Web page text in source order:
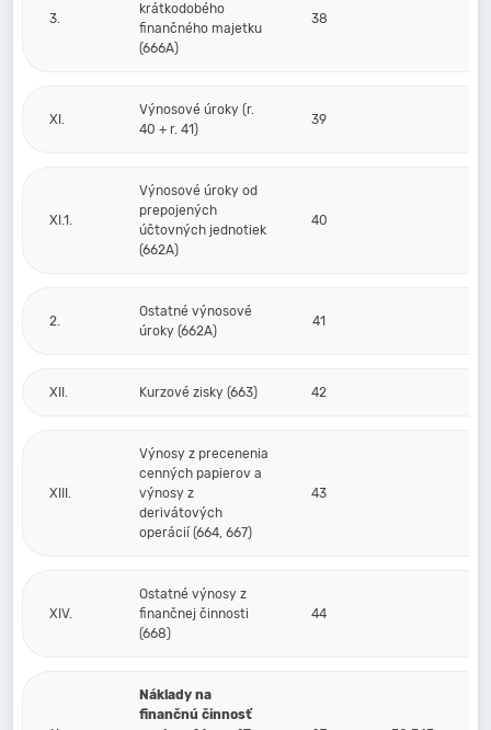
3.
krátkodobého
finančného majetku
(666A)
38
XI.
Výnosové úroky (r.
40 + r. 41)
39
XI.1.
Výnosové úroky od
prepojených
účtovných jednotiek
(662A)
40
2.
Ostatné výnosové
úroky (662A)
41
XII. Kurzové zisky (663) 42
XIII.
Výnosy z precenenia
cenných papierov a
výnosy z
derivátových
operácií (664, 667)
43
XIV.
Ostatné výnosy z
finančnej činnosti
(668)
44
Náklady na
finančnú činnosť